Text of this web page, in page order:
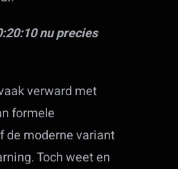
nu precies
verward met
formele
de moderne variant
Toch weet en